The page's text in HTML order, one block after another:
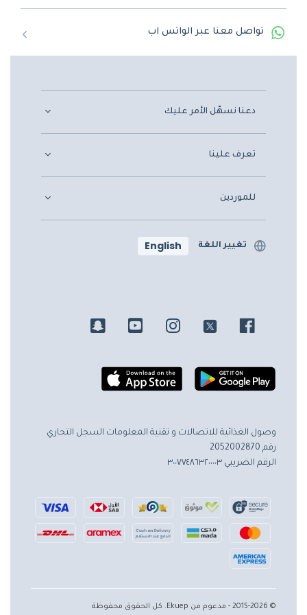
تواصل معنا عبر الواتس اب
دعنا نسهّل الأمر عليك
تعرف علينا
للموردين
تغيير اللغة English
وصول الغذائية للاتصالات و تقنية المعلومات السجل التجاري
رقم 2052002870
الرقم الضريبي ٣٠٠٧٧٤٨٦٣٢٠٠٠٠٣
© 2015-2026 - مدعوم من Ekuep. كل الحقوق محفوظة